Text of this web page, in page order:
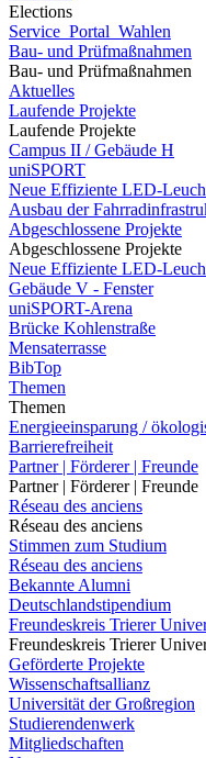
Elections
Service_Portal_Wahlen
Bau- und Prüfmaßnahmen
Bau- und Prüfmaßnahmen
Aktuelles
Laufende Projekte
Laufende Projekte
Campus II / Gebäude H
uniSPORT
Neue Effiziente LED-
Ausbau der
Abgeschlossene Projekte
Abgeschlossene Projekte
Neue Effiziente LED-
Gebäude V - Fenster
uniSPORT-Arena
Brücke Kohlenstraße
Mensaterrasse
BibTop
Themen
Themen
Energieeinsparung /
Barrierefreiheit
Partner | Förderer | Freunde
Partner | Förderer | Freunde
Réseau des anciens
Réseau des anciens
Stimmen zum Studium
Réseau des anciens
Bekannte Alumni
Deutschlandstipendium
Freundeskreis Trierer
Freundeskreis Trierer
Geförderte Projekte
Wissenschaftsallianz
Universität der Großregion
Studierendenwerk
Mitgliedschaften